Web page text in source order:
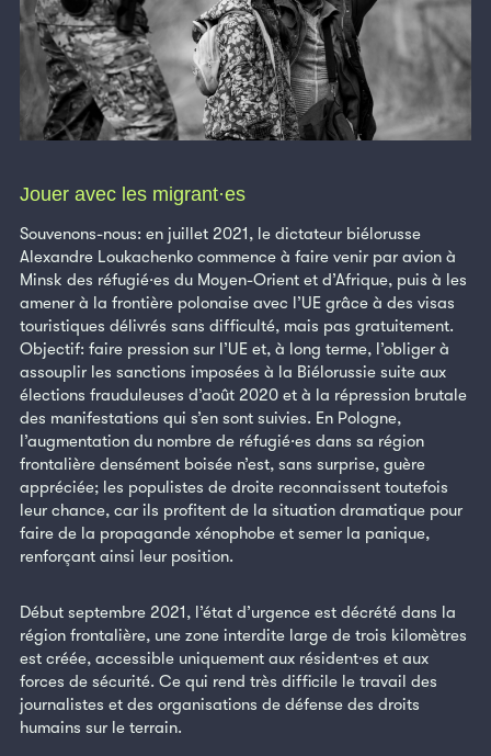
Jouer avec les migrant·es
Souvenons-nous: en juillet 2021, le dictateur biélorusse
Alexandre Loukachenko commence à faire venir par avion à
Minsk des réfugié·es du Moyen-Orient et d’Afrique, puis à les
amener à la frontière polonaise avec l’UE grâce à des visas
touristiques délivrés sans difficulté, mais pas gratuitement.
Objectif: faire pression sur l’UE et, à long terme, l’obliger à
assouplir les sanctions imposées à la Biélorussie suite aux
élections frauduleuses d’août 2020 et à la répression brutale
des manifestations qui s’en sont suivies. En Pologne,
l’augmentation du nombre de réfugié·es dans sa région
frontalière densément boisée n’est, sans surprise, guère
appréciée; les populistes de droite reconnaissent toutefois
leur chance, car ils profitent de la situation dramatique pour
faire de la propagande xénophobe et semer la panique,
renforçant ainsi leur position.
Début septembre 2021, l’état d’urgence est décrété dans la
région frontalière, une zone interdite large de trois kilomètres
est créée, accessible uniquement aux résident·es et aux
forces de sécurité. Ce qui rend très difficile le travail des
journalistes et des organisations de défense des droits
humains sur le terrain.